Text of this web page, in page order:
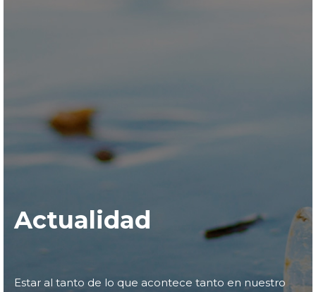
Actualidad
Estar al tanto de lo que acontece tanto en nuestro